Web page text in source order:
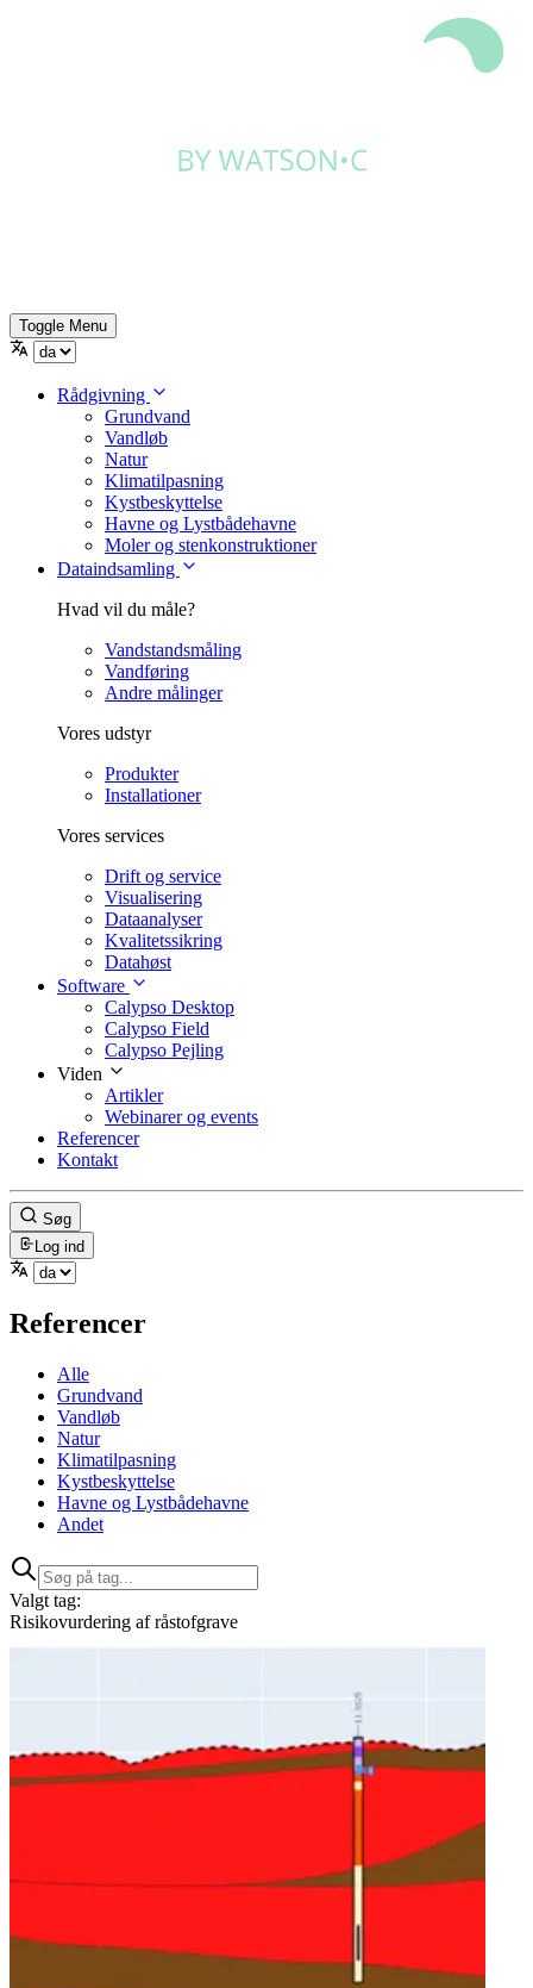
Toggle Menu
Rådgivning
Grundvand
Vandløb
Natur
Klimatilpasning
Kystbeskyttelse
Havne og Lystbådehavne
Moler og stenkonstruktioner
Dataindsamling
Hvad vil du måle?
Vandstandsmåling
Vandføring
Andre målinger
Vores udstyr
Produkter
Installationer
Vores services
Drift og service
Visualisering
Dataanalyser
Kvalitetssikring
Datahøst
Software
Calypso Desktop
Calypso Field
Calypso Pejling
Viden
Artikler
Webinarer og events
Referencer
Kontakt
Søg
Log ind
Referencer
Alle
Grundvand
Vandløb
Natur
Klimatilpasning
Kystbeskyttelse
Havne og Lystbådehavne
Andet
Valgt tag:
Risikovurdering af råstofgrave